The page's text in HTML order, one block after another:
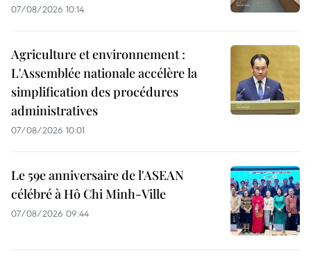
07/08/2026 10:14
Agriculture et environnement :
L'Assemblée nationale accélère la
simplification des procédures
administratives
07/08/2026 10:01
Le 59e anniversaire de l'ASEAN
célébré à Hô Chi Minh-Ville
07/08/2026 09:44